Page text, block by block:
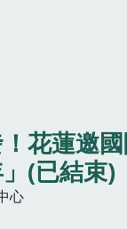
花蓮邀
(已結束)
心